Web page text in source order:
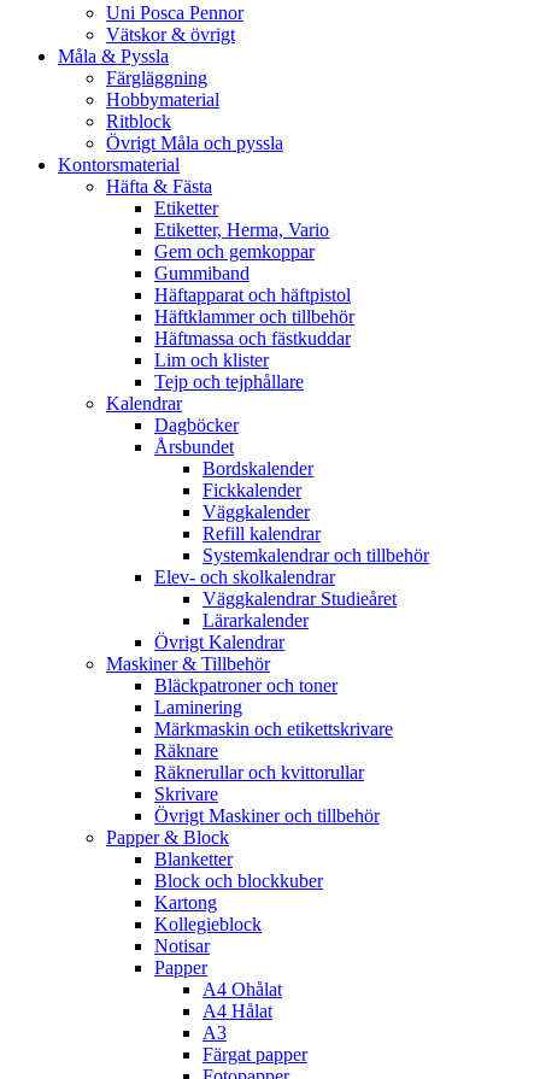
Uni Posca Pennor
Vätskor & övrigt
Måla & Pyssla
Färgläggning
Hobbymaterial
Ritblock
Övrigt Måla och pyssla
Kontorsmaterial
Häfta & Fästa
Etiketter
Etiketter, Herma, Vario
Gem och gemkoppar
Gummiband
Häftapparat och häftpistol
Häftklammer och tillbehör
Häftmassa och fästkuddar
Lim och klister
Tejp och tejphållare
Kalendrar
Dagböcker
Årsbundet
Bordskalender
Fickkalender
Väggkalender
Refill kalendrar
Systemkalendrar och tillbehör
Elev- och skolkalendrar
Väggkalendrar Studieåret
Lärarkalender
Övrigt Kalendrar
Maskiner & Tillbehör
Bläckpatroner och toner
Laminering
Märkmaskin och etikettskrivare
Räknare
Räknerullar och kvittorullar
Skrivare
Övrigt Maskiner och tillbehör
Papper & Block
Blanketter
Block och blockkuber
Kartong
Kollegieblock
Notisar
Papper
A4 Ohålat
A4 Hålat
A3
Färgat papper